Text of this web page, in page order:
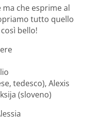
che esprime al
tutto quello
bello!
tedesco), Alexis
(sloveno)